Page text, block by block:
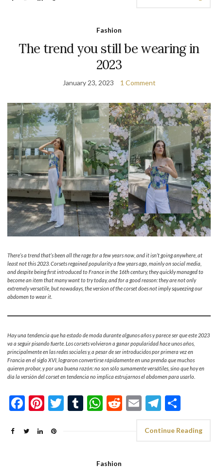
Fashion
The trend you still be wearing in
2023
January 23, 2023 1 Comment
There’s a trend that’s been all the rage for a few years now, and it isn’t going anywhere, at
least not this 2023. Corsets regained popularity a few years ago, mainly on social media,
and despite being first introduced to France in the 16th century, they quickly managed to
become an item that many want to try today, and for a good reason: they are not only
extremely versatile, but nowadays, the version of the corset does not imply squeezing our
abdomen to wear it.
Hay una tendencia que ha estado de moda durante algunos años y parece ser que este 2023
va a seguir pisando fuerte. Los corsets volvieron a ganar popularidad hace unos años,
principalmente en las redes sociales y, a pesar de ser introducidos por primera vez en
Francia en el siglo XVI, lograron convertirse rápidamente en una prenda que muchos
quieren probar, y por una buena razón: no son sólo sumamente versátiles, sino que hoy en
día la versión del corset en tendencia no implica estrujarnos el abdomen para usarlo.
Facebook
Pinterest
Twitter
Tumblr
WhatsApp
Reddit
Email
Continue Reading
Fashion